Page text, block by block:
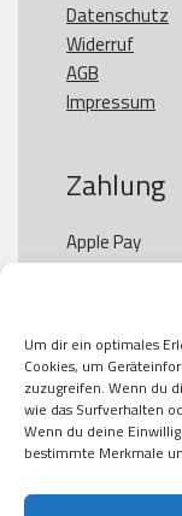
Um dir ein optimales
Cookies, um
zuzugreifen. Wenn du
wie das Surfverhalten
Wenn du deine
bestimmte Merkmale
Datenschutz
Widerruf
AGB
Impressum
Zahlung
Apple Pay
Paypal
Kauf auf
Klarna
American